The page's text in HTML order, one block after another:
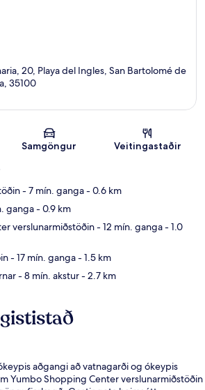
20, Playa del Ingles, San Bartolomé de
35100
Samgöngur Veitingastaðir
- 7 mín. ganga- 0.6 km
ganga- 0.9 km
verslunarmiðstöðin- 12 mín. ganga- 1.0
- 17 mín. ganga- 1.5 km
- 8 mín. akstur- 2.7 km
aðgangi að vatnagarði og ókeypis
Yumbo Shopping Center verslunarmiðstöðin